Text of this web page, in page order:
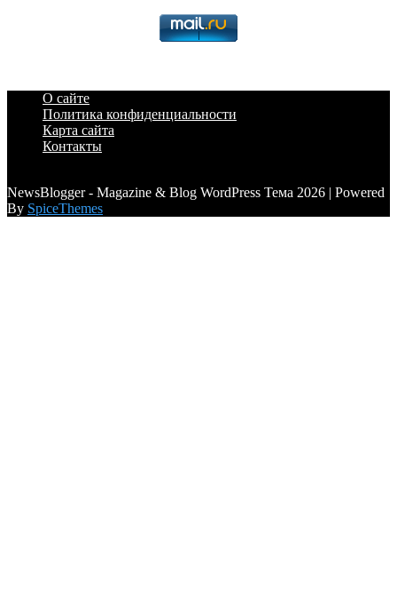
О сайте
Политика конфиденциальности
Карта сайта
Контакты
NewsBlogger - Magazine & Blog WordPress Тема 2026 | Powered
By SpiceThemes